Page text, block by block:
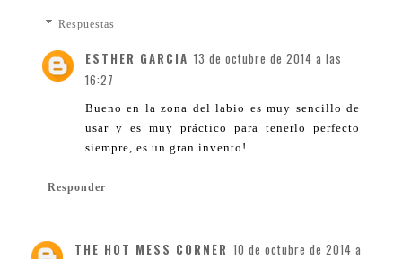
Respuestas
ESTHER GARCIA 13 de octubre de 2014 a las
16:27
Bueno en la zona del labio es muy sencillo de
usar y es muy práctico para tenerlo perfecto
siempre, es un gran invento!
Responder
THE HOT MESS CORNER 10 de octubre de 2014 a